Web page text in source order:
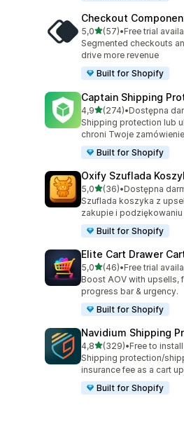
Checkout
5,0na 5 gwiazdek
(57)
Łączna liczba recenzji:
•Free trial
Segmented checkouts
drive more revenue
Built for Shopify
Captain Shipping
4,9na 5 gwiazdek
(274)
Łączna liczba recenzji:
•
Shipping protection lub
chroni Twoje zamówienie
Built for Shopify
Oxify Szuflada
5,0na 5 gwiazdek
(36)
Łączna liczba recenzji:
•
Szuflada koszyka z
zakupie i podziękowaniu
Built for Shopify
Elite Cart Drawer
5,0na 5 gwiazdek
(46)
Łączna liczba recenzji:
•Free trial
Boost AOV with upsells,
progress bar & urgency.
Built for Shopify
Navidium Shipping
4,8na 5 gwiazdek
(329)
Łączna liczba recenzji:
•Free to install
Shipping protection/
insurance fee as a cart
Built for Shopify